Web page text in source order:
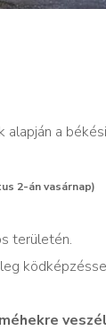
a
2-án vasárnap)
területén.